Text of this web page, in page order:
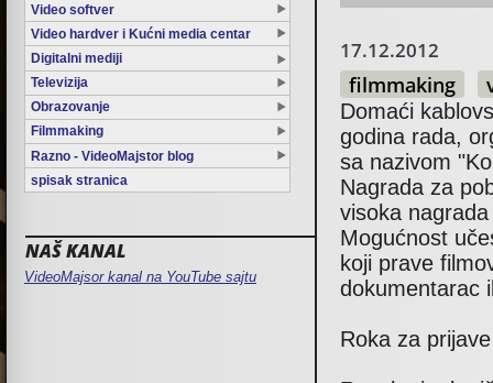
Video softver
Video hardver i Kućni media centar
Digitalni mediji
Televizija
Obrazovanje
Filmmaking
Razno - VideoMajstor blog
spisak stranica
NAŠ KANAL
VideoMajsor kanal na YouTube sajtu
17.12.2012
filmmaking
Domaći
godina rada,
sa nazivom
Nagrada za
visoka
Mogućnost
koji prave
dokumentarac
Roka za